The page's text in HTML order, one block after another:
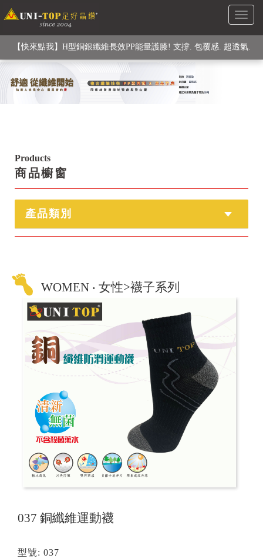
Toggle
【快來點我】H型銅銀纖維長效PP能量護膝! 支撐. 包覆感. 超透氣.
循環好
【快來點我】三金家族- 專利活氧 男女內褲系列
Products
商品櫥窗
產品類別
WOMEN ‧ 女性>襪子系列
037 銅纖維運動襪
型號: 037